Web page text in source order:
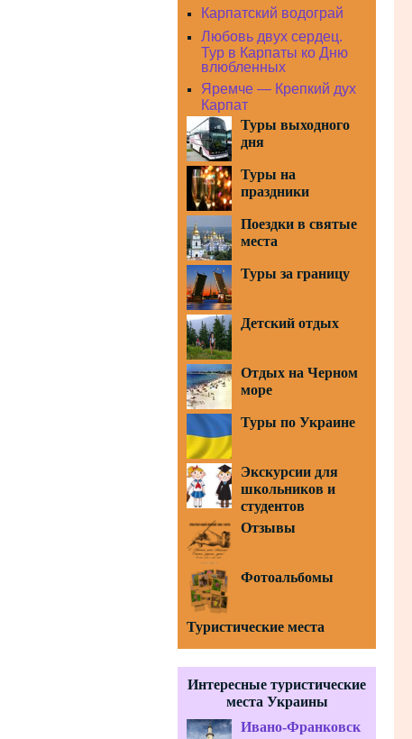
Карпатский водограй
Любовь двух сердец.
Тур в Карпаты ко Дню
влюбленных
Яремче — Крепкий дух
Карпат
Туры выходного
дня
Туры на
праздники
Поездки в святые
места
Туры за границу
Детский отдых
Отдых на Черном
море
Туры по Украине
Экскурсии для
школьников и
студентов
Отзывы
Фотоальбомы
Туристические места
Интересные туристические
места Украины
Ивано-Франковск